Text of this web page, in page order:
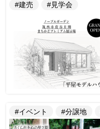
#建売
#見学会
#イベント #分譲地